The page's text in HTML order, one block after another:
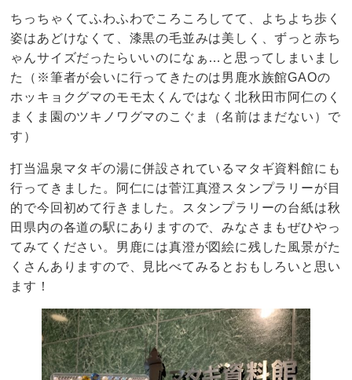
ちっちゃくてふわふわでころころしてて、よちよち歩く
姿はあどけなくて、漆黒の毛並みは美しく、ずっと赤ち
ゃんサイズだったらいいのになぁ…と思ってしまいまし
た（※筆者が会いに行ってきたのは男鹿水族館GAOの
ホッキョクグマのモモ太くんではなく北秋田市阿仁のく
まくま園のツキノワグマのこぐま（名前はまだない）で
す）
打当温泉マタギの湯に併設されているマタギ資料館にも
行ってきました。阿仁には菅江真澄スタンプラリーが目
的で今回初めて行きました。スタンプラリーの台紙は秋
田県内の各道の駅にありますので、みなさまもぜひやっ
てみてください。男鹿には真澄が図絵に残した風景がた
くさんありますので、見比べてみるとおもしろいと思い
ます！